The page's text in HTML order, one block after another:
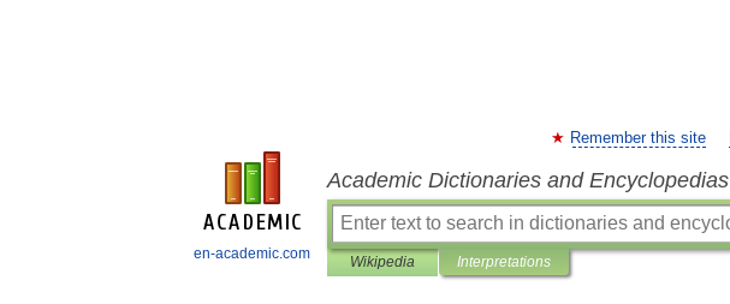
en-academic.com
Remember this site
Academic Dictionaries and Encyclopedias
Wikipedia Interpretations